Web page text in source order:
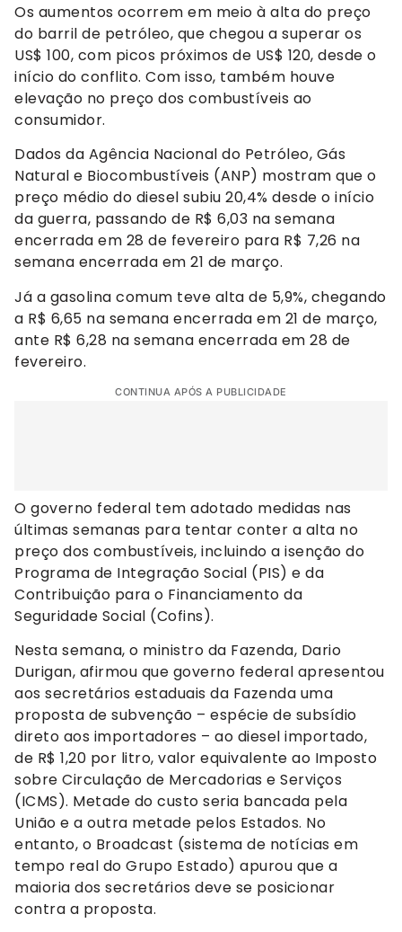
Os aumentos ocorrem em meio à alta do preço
do barril de petróleo, que chegou a superar os
US$ 100, com picos próximos de US$ 120, desde o
início do conflito. Com isso, também houve
elevação no preço dos combustíveis ao
consumidor.
Dados da Agência Nacional do Petróleo, Gás
Natural e Biocombustíveis (ANP) mostram que o
preço médio do diesel subiu 20,4% desde o início
da guerra, passando de R$ 6,03 na semana
encerrada em 28 de fevereiro para R$ 7,26 na
semana encerrada em 21 de março.
Já a gasolina comum teve alta de 5,9%, chegando
a R$ 6,65 na semana encerrada em 21 de março,
ante R$ 6,28 na semana encerrada em 28 de
fevereiro.
CONTINUA APÓS A PUBLICIDADE
O governo federal tem adotado medidas nas
últimas semanas para tentar conter a alta no
preço dos combustíveis, incluindo a isenção do
Programa de Integração Social (PIS) e da
Contribuição para o Financiamento da
Seguridade Social (Cofins).
Nesta semana, o ministro da Fazenda, Dario
Durigan, afirmou que governo federal apresentou
aos secretários estaduais da Fazenda uma
proposta de subvenção – espécie de subsídio
direto aos importadores – ao diesel importado,
de R$ 1,20 por litro, valor equivalente ao Imposto
sobre Circulação de Mercadorias e Serviços
(ICMS). Metade do custo seria bancada pela
União e a outra metade pelos Estados. No
entanto, o Broadcast (sistema de notícias em
tempo real do Grupo Estado) apurou que a
maioria dos secretários deve se posicionar
contra a proposta.